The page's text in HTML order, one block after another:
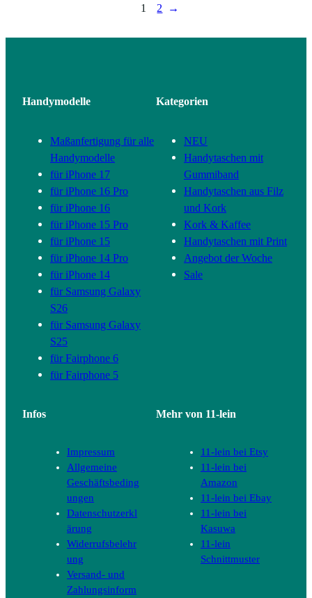
1 2 →
Handymodelle
Maßanfertigung für alle
Handymodelle
für iPhone 17
für iPhone 16 Pro
für iPhone 16
für iPhone 15 Pro
für iPhone 15
für iPhone 14 Pro
für iPhone 14
für Samsung Galaxy
S26
für Samsung Galaxy
S25
für Fairphone 6
für Fairphone 5
Kategorien
NEU
Handytaschen mit
Gummiband
Handytaschen aus Filz
und Kork
Kork & Kaffee
Handytaschen mit Print
Angebot der Woche
Sale
Infos
Impressum
Allgemeine
Geschäftsbeding
ungen
Datenschutzerkl
ärung
Widerrufsbelehr
ung
Versand- und
Zahlungsinform
Mehr von 11-lein
11-lein bei Etsy
11-lein bei
Amazon
11-lein bei Ebay
11-lein bei
Kasuwa
11-lein
Schnittmuster